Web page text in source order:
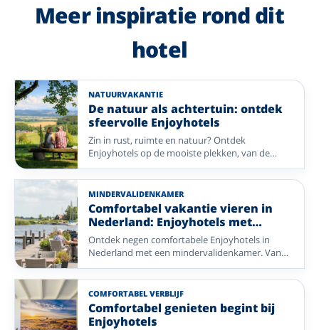
Meer inspiratie rond dit
hotel
NATUURVAKANTIE
De natuur als achtertuin: ontdek
sfeervolle Enjoyhotels
Zin in rust, ruimte en natuur? Ontdek
Enjoyhotels op de mooiste plekken, van de
Veluwe en Achterhoek tot de Wadden, het
Sauerland, de Lüneburger Heide, de Ardennen
en de Franse Noord-Vogezen. Wandel door
bossen en over heidevelden, adem de frisse
zeelucht in of geniet van glooiende
landschappen. Na een dag buiten wacht uw
sfeervolle Enjoyhotel.
MINDERVALIDENKAMER
Comfortabel vakantie vieren in
Nederland: Enjoyhotels met
mindervalidekamers
Ontdek negen comfortabele Enjoyhotels in
Nederland met een mindervalidenkamer. Van
de frisse zeelucht aan de kust tot de rust van de
Veluwe, Friesland, Bergen, de Betuwe en de
Achterhoek: kies uw favoriete bestemming en
geniet zorgeloos van een ontspannen vakantie.
COMFORTABEL VERBLIJF
Comfortabel genieten begint bij
Enjoyhotels